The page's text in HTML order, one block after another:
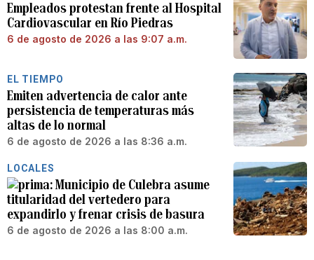
Empleados protestan frente al Hospital
Cardiovascular en Río Piedras
6 de agosto de 2026 a las 9:07 a.m.
EL TIEMPO
Emiten advertencia de calor ante
persistencia de temperaturas más
altas de lo normal
6 de agosto de 2026 a las 8:36 a.m.
LOCALES
Municipio de Culebra asume
titularidad del vertedero para
expandirlo y frenar crisis de basura
6 de agosto de 2026 a las 8:00 a.m.